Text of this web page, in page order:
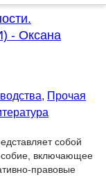
- Оксана
, Прочая
собой
включающее
правовые